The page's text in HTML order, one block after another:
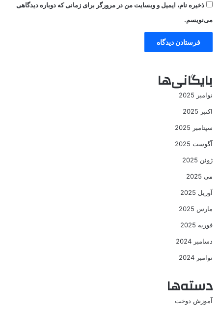
ذخیره نام، ایمیل و وبسایت من در مرورگر برای زمانی که دوباره دیدگاهی
می‌نویسم.
بایگانی‌ها
نوامبر 2025
اکتبر 2025
سپتامبر 2025
آگوست 2025
ژوئن 2025
می 2025
آوریل 2025
مارس 2025
فوریه 2025
دسامبر 2024
نوامبر 2024
دسته‌ها
آموزش دوخت